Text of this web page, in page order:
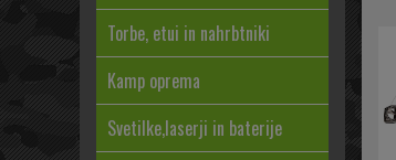
Torbe, etui in nahrbtniki
Kamp oprema
Svetilke,laserji in baterije